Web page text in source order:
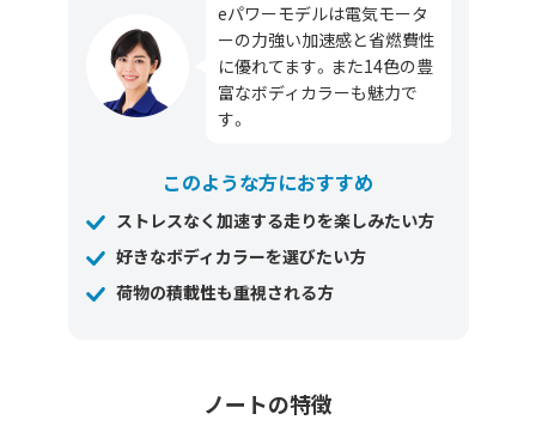
eパワーモデルは電気モータ
ーの力強い加速感と省燃費性
に優れてます。また14色の豊
富なボディカラーも魅力で
す。
このような方におすすめ
ストレスなく加速する走りを楽しみたい方
好きなボディカラーを選びたい方
荷物の積載性も重視される方
ノートの特徴